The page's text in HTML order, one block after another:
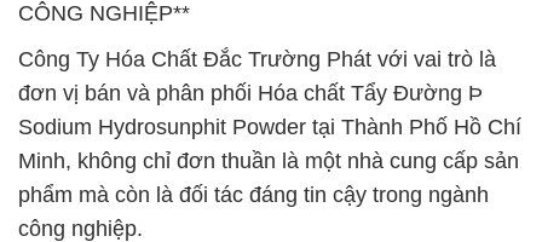
CÔNG NGHIỆP**
Công Ty Hóa Chất Đắc Trường Phát với vai trò là
đơn vị bán và phân phối Hóa chất Tẩy Đường Þ
Sodium Hydrosunphit Powder tại Thành Phố Hồ Chí
Minh, không chỉ đơn thuần là một nhà cung cấp sản
phẩm mà còn là đối tác đáng tin cậy trong ngành
công nghiệp.